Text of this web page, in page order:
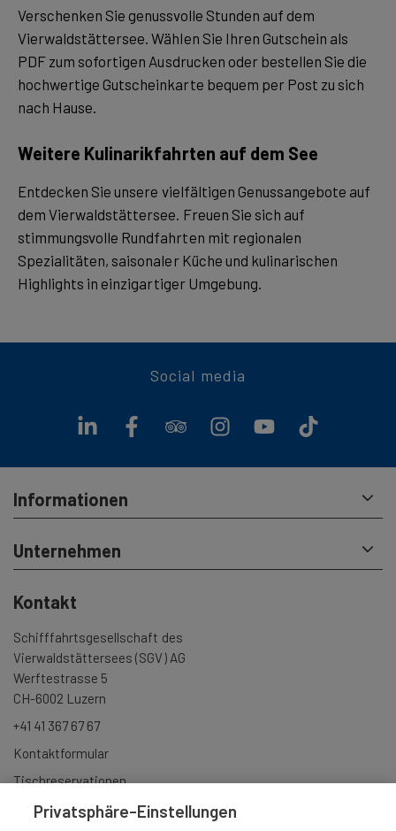
Verschenken Sie genussvolle Stunden auf dem
Vierwaldstättersee. Wählen Sie Ihren Gutschein als
PDF zum sofortigen Ausdrucken oder bestellen Sie die
hochwertige Gutscheinkarte bequem per Post zu sich
nach Hause.
Weitere Kulinarikfahrten auf dem See
Entdecken Sie unsere vielfältigen Genussangebote auf
dem Vierwaldstättersee. Freuen Sie sich auf
stimmungsvolle Rundfahrten mit regionalen
Spezialitäten, saisonaler Küche und kulinarischen
Highlights in einzigartiger Umgebung.
Social media
Informationen
Unternehmen
Kontakt
Schifffahrtsgesellschaft des
Vierwaldstättersees (SGV) AG
Werftestrasse 5
CH-6002 Luzern
+41 41 367 67 67
Kontaktformular
Tischreservationen
Gruppenbuchungen
Privatsphäre-Einstellungen